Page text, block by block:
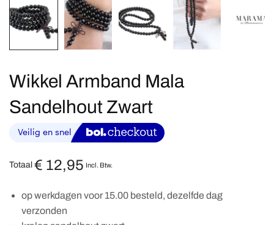
Wikkel Armband Mala
Sandelhout Zwart
Totaal € 12,95 Incl. Btw.
op werkdagen voor 15.00 besteld, dezelfde dag
verzonden